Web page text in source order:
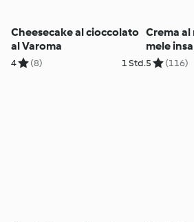
Cheesecake al cioccolato
al Varoma
4 (8) 1 Std.
Crema
mele
5 (116)